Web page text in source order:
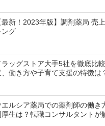
最新！2023年版】調剤薬局 売
ング
ラッグストア大手5社を徹底比
、働き方や子育て支援の特徴は
エルシア薬局での薬剤師の働き
厚生は？転職コンサルタントが